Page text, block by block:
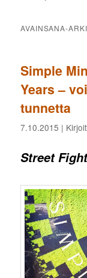
AVAINSANA-
Simple
Years –
tunnetta
7.10.2015 |
Street